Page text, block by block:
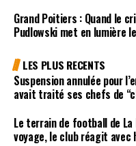
Grand Poitiers : Quand le
Pudlowski met en lumière
LES PLUS RECENTS
Suspension annulée pour
avait traité ses chefs de
Le terrain de football de
voyage, le club réagit avec